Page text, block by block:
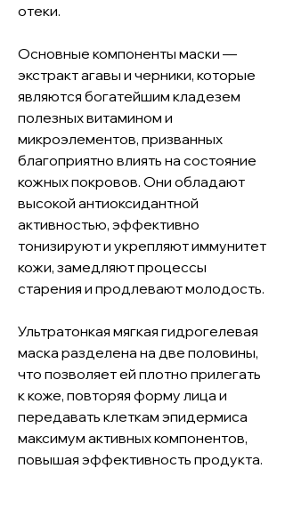
отеки.
Основные компоненты маски —
экстракт агавы и черники, которые
являются богатейшим кладезем
полезных витамином и
микроэлементов, призванных
благоприятно влиять на состояние
кожных покровов. Они обладают
высокой антиоксидантной
активностью, эффективно
тонизируют и укрепляют иммунитет
кожи, замедляют процессы
старения и продлевают молодость.
Ультратонкая мягкая гидрогелевая
маска разделена на две половины,
что позволяет ей плотно прилегать
к коже, повторяя форму лица и
передавать клеткам эпидермиса
максимум активных компонентов,
повышая эффективность продукта.